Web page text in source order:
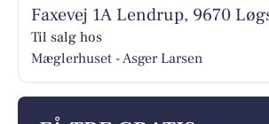
Faxevej 1A Lendrup, 9670
Til salg hos
Mæglerhuset - Asger Larsen